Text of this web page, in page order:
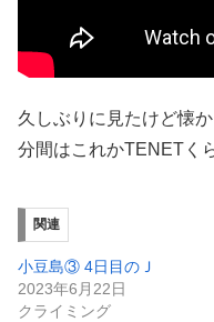
久しぶりに見たけど懐
分間はこれかTENETく
関連
小豆島③ 4日目のＪ
2023年6月22日
クライミング